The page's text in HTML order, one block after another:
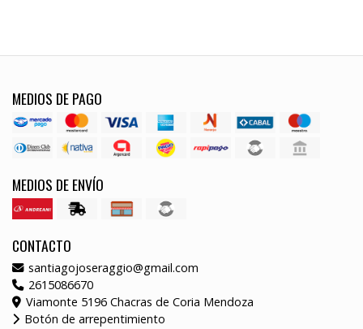
MEDIOS DE PAGO
MEDIOS DE ENVÍO
CONTACTO
santiagojoseraggio@gmail.com
2615086670
Viamonte 5196 Chacras de Coria Mendoza
Botón de arrepentimiento